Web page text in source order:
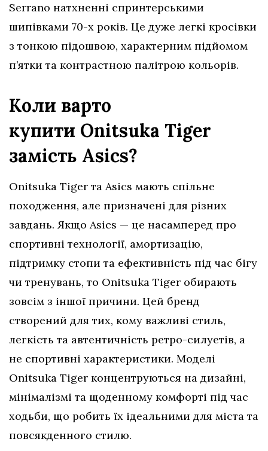
Serrano натхненні спринтерськими
шипівками 70-х років. Це дуже легкі кросівки
з тонкою підошвою, характерним підйомом
п’ятки та контрастною палітрою кольорів.
Коли варто
купити Onitsuka Tiger
замість Asics?
Onitsuka Tiger та Asics мають спільне
походження, але призначені для різних
завдань. Якщо Asics — це насамперед про
спортивні технології, амортизацію,
підтримку стопи та ефективність під час бігу
чи тренувань, то Onitsuka Tiger обирають
зовсім з іншої причини. Цей бренд
створений для тих, кому важливі стиль,
легкість та автентичність ретро-силуетів, а
не спортивні характеристики. Моделі
Onitsuka Tiger концентруються на дизайні,
мінімалізмі та щоденному комфорті під час
ходьби, що робить їх ідеальними для міста та
повсякденного стилю.